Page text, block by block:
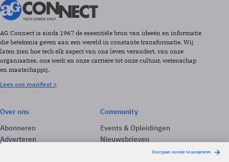
AG Connect is sinds 1967 de essentiële bron van ideeën en informatie
die betekenis geven aan een wereld in constante transformatie. Wij
laten zien hoe tech elk aspect van ons leven verandert, van onze
organisaties, ons werk en onze carrière tot onze cultuur, wetenschap
en maatschappij.
Lees ons manifest >
Over ons
Abonneren
Adverteren
Community
Events & Opleidingen
Nieuwsbrieven